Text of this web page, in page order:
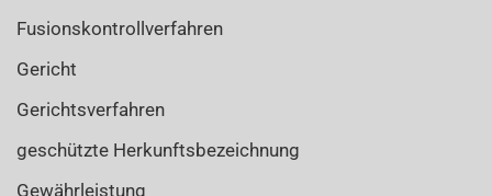
Fusionskontrollverfahren
Gericht
Gerichtsverfahren
geschützte Herkunftsbezeichnung
Gewährleistung